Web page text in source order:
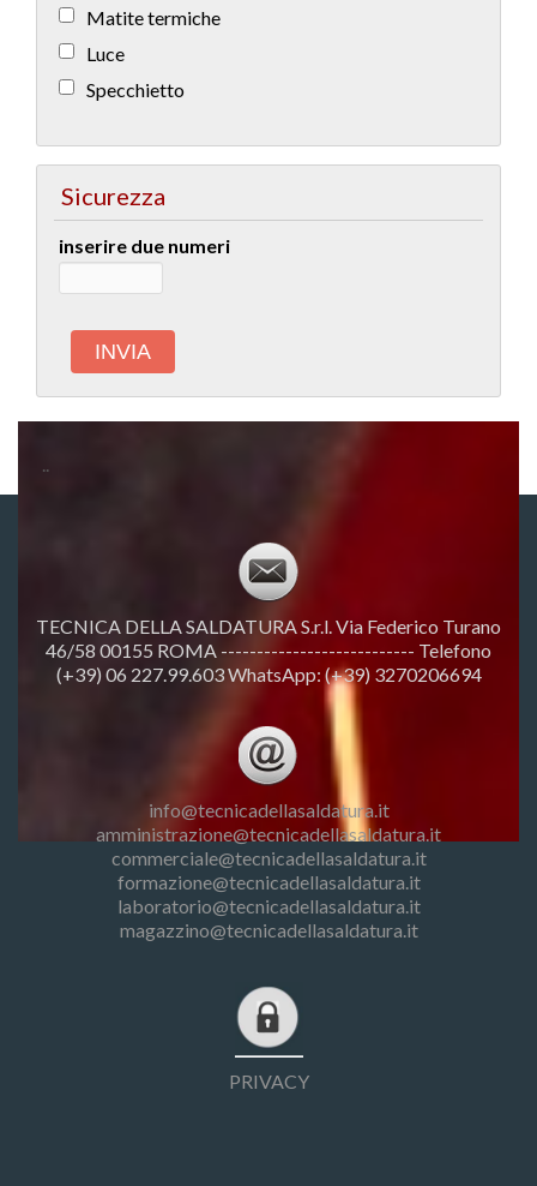
Matite termiche
Luce
Specchietto
Sicurezza
inserire due numeri
..
TECNICA DELLA SALDATURA S.r.l. Via Federico Turano
46/58 00155 ROMA --------------------------- Telefono
(+39) 06 227.99.603 WhatsApp: (+39) 3270206694
info@tecnicadellasaldatura.it
amministrazione@tecnicadellasaldatura.it
commerciale@tecnicadellasaldatura.it
formazione@tecnicadellasaldatura.it
laboratorio@tecnicadellasaldatura.it
magazzino@tecnicadellasaldatura.it
PRIVACY